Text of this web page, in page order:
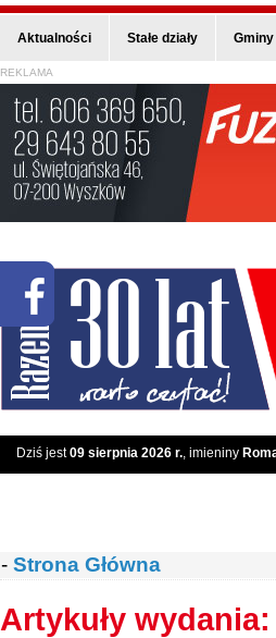
Aktualności Stałe działy Gminy
REKLAMA
Dziś jest09 sierpnia 2026 r., imieniny
- Strona Główna
Artykuły